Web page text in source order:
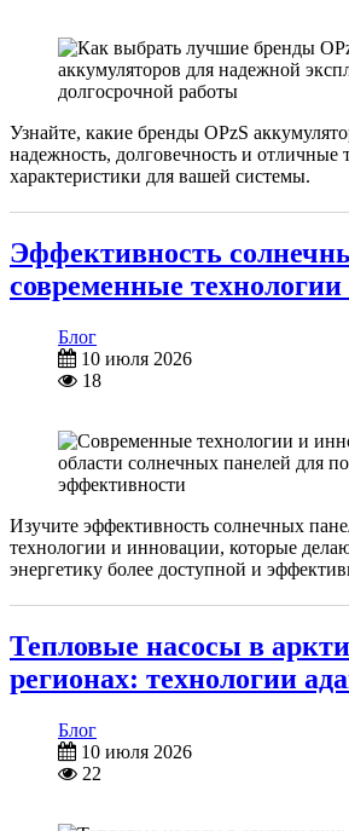
Узнайте, какие бренды OPzS
надежность, долговечность и отличные
характеристики для вашей системы.
Эффективность
современные
Блог
10 июля 2026
18
Изучите эффективность солнечных
технологии и инновации, которые
энергетику более доступной и
Тепловые насосы в
регионах: технологии
Блог
10 июля 2026
22